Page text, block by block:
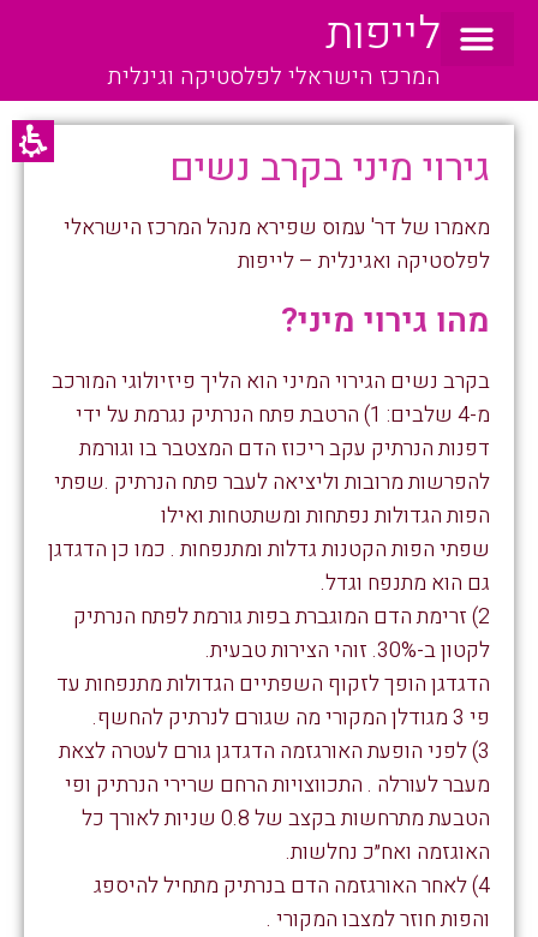
לייפות
המרכז הישראלי לפלסטיקה וגינלית
גירוי מיני בקרב נשים
מאמרו של דר' עמוס שפירא מנהל המרכז הישראלי
לפלסטיקה ואגינלית – לייפות
מהו גירוי מיני?
בקרב נשים הגירוי המיני הוא הליך פיזיולוגי המורכב
מ-4 שלבים: 1) הרטבת פתח הנרתיק נגרמת על ידי
דפנות הנרתיק עקב ריכוז הדם המצטבר בו וגורמת
להפרשות מרובות וליציאה לעבר פתח הנרתיק .שפתי
הפות הגדולות נפתחות ומשתטחות ואילו
שפתי הפות הקטנות גדלות ומתנפחות . כמו כן הדגדגן
גם הוא מתנפח וגדל.
2) זרימת הדם המוגברת בפות גורמת לפתח הנרתיק
לקטון ב-30%. זוהי הצירות טבעית.
הדגדגן הופך לזקוף השפתיים הגדולות מתנפחות עד
פי 3 מגודלן המקורי מה שגורם לנרתיק להחשף.
3) לפני הופעת האורגזמה הדגדגן גורם לעטרה לצאת
מעבר לעורלה . התכווצויות הרחם שרירי הנרתיק ופי
הטבעת מתרחשות בקצב של 0.8 שניות לאורך כל
האוגזמה ואח״כ נחלשות.
4) לאחר האורגזמה הדם בנרתיק מתחיל להיספג
והפות חוזר למצבו המקורי .